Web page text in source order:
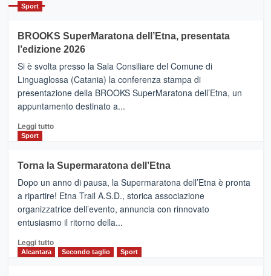
con
la
Al
via
i
collegamenti
Sport
BROOKS SuperMaratona dell’Etna, presentata
l’edizione 2026
Si è svolta presso la Sala Consiliare del Comune di
Linguaglossa (Catania) la conferenza stampa di
presentazione della BROOKS SuperMaratona dell’Etna, un
appuntamento destinato a...
Leggi tuttoLeggi
BROOKS
SuperMaratona
dell’Etna,
presentata
l’edizione
2026
Sport
Torna la Supermaratona dell’Etna
Dopo un anno di pausa, la Supermaratona dell’Etna è pronta
a ripartire! Etna Trail A.S.D., storica associazione
organizzatrice dell’evento, annuncia con rinnovato
entusiasmo il ritorno della...
Leggi tuttoLeggi
Alcantara Secondo taglio Sport